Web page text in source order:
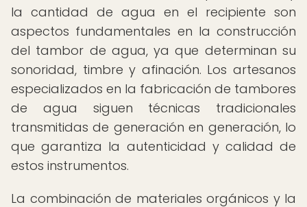
la cantidad de agua en el recipiente son
aspectos fundamentales en la construcción
del tambor de agua, ya que determinan su
sonoridad, timbre y afinación. Los artesanos
especializados en la fabricación de tambores
de agua siguen técnicas tradicionales
transmitidas de generación en generación, lo
que garantiza la autenticidad y calidad de
estos instrumentos.
La combinación de materiales orgánicos y la